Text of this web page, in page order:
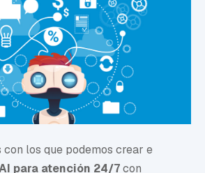
los que podemos crear e
para atención 24/7con